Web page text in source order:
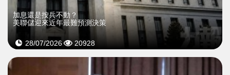
加息還是按兵不動？
美聯儲迎來近年最難預測決策
28/07/2026 20928